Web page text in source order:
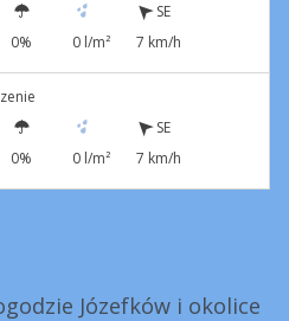
0% 0 l/m²
SE
7 km/h
0% 0 l/m²
SE
7 km/h
Józefków i okolice